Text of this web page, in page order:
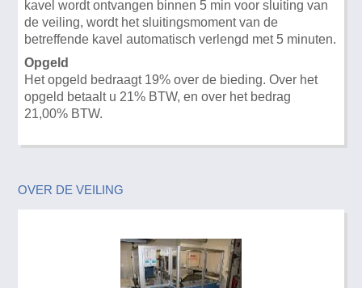
kavel wordt ontvangen binnen 5 min voor sluiting van
de veiling, wordt het sluitingsmoment van de
betreffende kavel automatisch verlengd met 5 minuten.
Opgeld
Het opgeld bedraagt 19% over de bieding. Over het
opgeld betaalt u 21% BTW, en over het bedrag
21,00% BTW.
OVER DE VEILING